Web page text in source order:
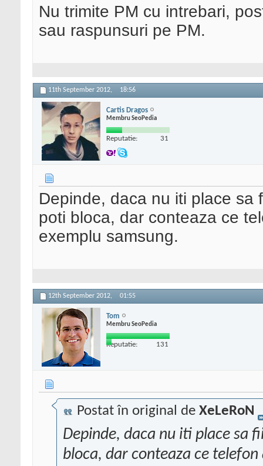
Nu trimite PM cu intrebari,
sau raspunsuri pe PM.
11th September 2012, 18:56
Cartis Dragos
Membru SeoPedia
Reputatie: 31
Depinde, daca nu iti place sa
poti bloca, dar conteaza ce
exemplu samsung.
12th September 2012, 01:55
Tom
Membru SeoPedia
Reputatie: 131
Postat în original de XeLeRoN
Depinde, daca nu iti place sa
bloca, dar conteaza ce